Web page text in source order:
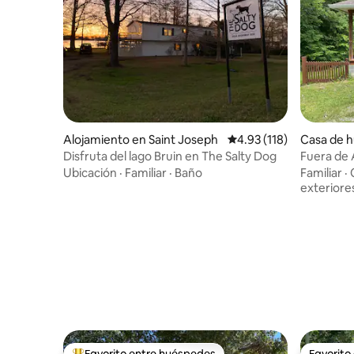
Alojamiento en Saint Joseph Calificación promedio:
4.93 (118)
Disfruta del lago Bruin en The Salty Dog
Ubicación · Familiar · Baño
Casa de
burg
Fuera de
Familiar ·